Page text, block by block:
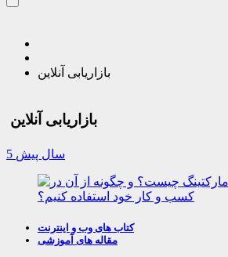
بازاریابی آنلاین
بازاریابی آنلاین
5 سال پیش
کتاب های وب و اینترنت
مقاله های آموزشی